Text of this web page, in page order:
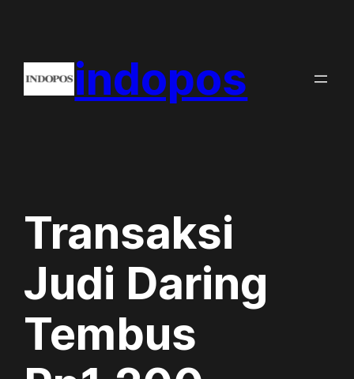
content
indopos
Transaksi
Judi Daring
Tembus